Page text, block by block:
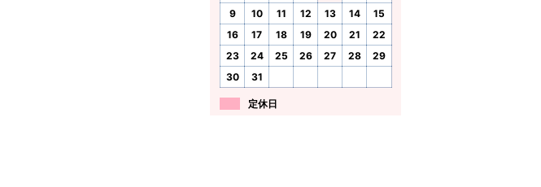
9
10 11 12 13 14
15
16
17 18 19 20 21
22
23
24 25 26 27 28
29
30
31
定休日